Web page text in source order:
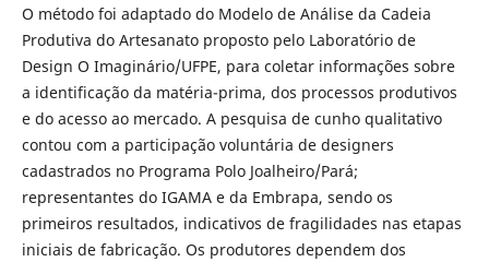
O método foi adaptado do Modelo de Análise da Cadeia
Produtiva do Artesanato proposto pelo Laboratório de
Design O Imaginário/UFPE, para coletar informações sobre
a identificação da matéria-prima, dos processos produtivos
e do acesso ao mercado. A pesquisa de cunho qualitativo
contou com a participação voluntária de designers
cadastrados no Programa Polo Joalheiro/Pará;
representantes do IGAMA e da Embrapa, sendo os
primeiros resultados, indicativos de fragilidades nas etapas
iniciais de fabricação. Os produtores dependem dos